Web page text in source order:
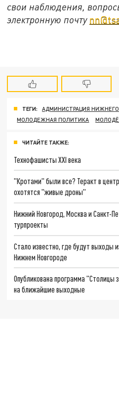
свои наблюдения,
электронную почту
ТЕГИ: АДМИНИСТРАЦИЯ
МОЛОДЕЖНАЯ ПОЛИТИКА
ЧИТАЙТЕ ТАКЖЕ:
Технофашисты XXI века
"Кротами" были все? Теракт в
охотятся "живые дроны"
Нижний Новгород, Москва и Санкт-
турпроекты
Стало известно, где будут выходы
Нижнем Новгороде
Опубликована программа "Столицы
на ближайшие выходные